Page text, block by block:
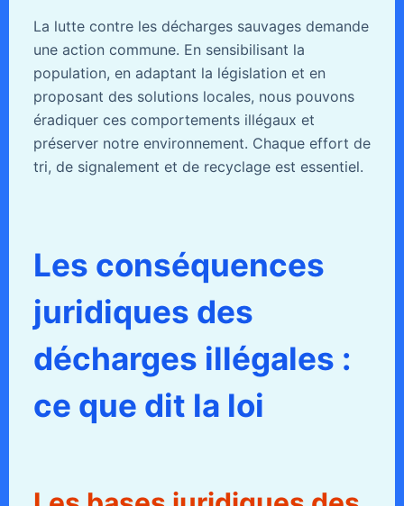
La lutte contre les décharges sauvages demande
une action commune. En sensibilisant la
population, en adaptant la législation et en
proposant des solutions locales, nous pouvons
éradiquer ces comportements illégaux et
préserver notre environnement. Chaque effort de
tri, de signalement et de recyclage est essentiel.
Les conséquences
juridiques des
décharges illégales :
ce que dit la loi